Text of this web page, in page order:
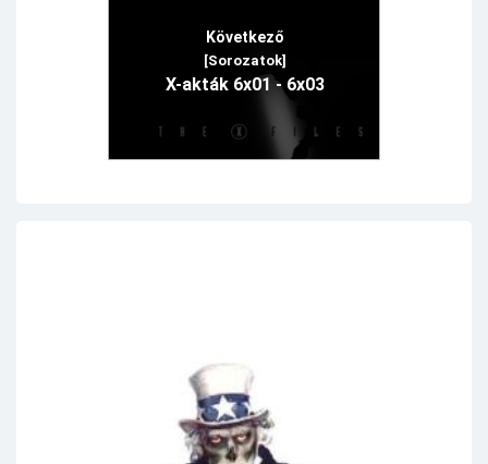
Következő
[Sorozatok]
X-akták 6x01 - 6x03